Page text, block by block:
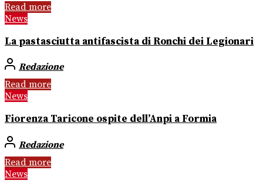
Read more
News
La pastasciutta antifascista di Ronchi dei Legionari
Redazione
Read more
News
Fiorenza Taricone ospite dell’Anpi a Formia
Redazione
Read more
News